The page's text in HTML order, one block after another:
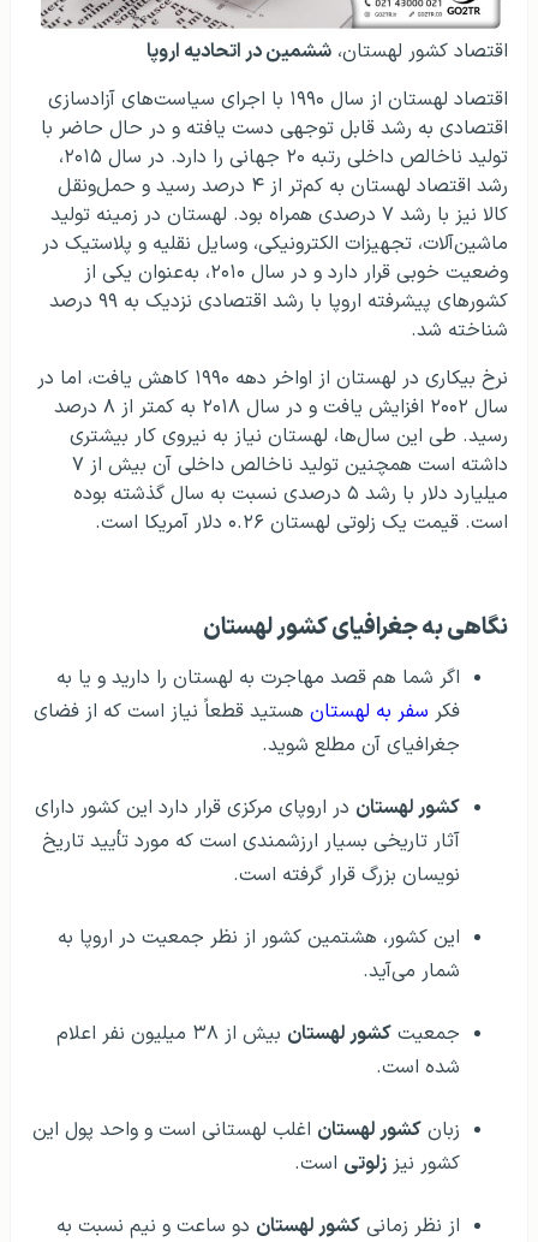
اقتصاد کشور لهستان، ششمین در اتحادیه اروپا
اقتصاد لهستان از سال ۱۹۹۰ با اجرای سیاست‌های آزادسازی
اقتصادی به رشد قابل توجهی دست یافته و در حال حاضر با
تولید ناخالص داخلی رتبه ۲۰ جهانی را دارد. در سال ۲۰۱۵،
رشد اقتصاد لهستان به کم‌تر از ۴ درصد رسید و حمل‌ونقل
کالا نیز با رشد ۷ درصدی همراه بود. لهستان در زمینه تولید
ماشین‌آلات، تجهیزات الکترونیکی، وسایل نقلیه و پلاستیک در
وضعیت خوبی قرار دارد و در سال ۲۰۱۰، به‌عنوان یکی از
کشورهای پیشرفته اروپا با رشد اقتصادی نزدیک به ۹۹ درصد
شناخته شد.
نرخ بیکاری در لهستان از اواخر دهه ۱۹۹۰ کاهش یافت، اما در
سال ۲۰۰۲ افزایش یافت و در سال ۲۰۱۸ به کمتر از ۸ درصد
رسید. طی این سال‌ها، لهستان نیاز به نیروی کار بیشتری
داشته است همچنین تولید ناخالص داخلی آن بیش از ۷
میلیارد دلار با رشد ۵ درصدی نسبت به سال گذشته بوده
است. قیمت یک زلوتی لهستان ۰.۲۶ دلار آمریکا است.
نگاهی به جغرافیای کشور لهستان
اگر شما هم قصد مهاجرت به لهستان را دارید و یا به
فکر سفر به لهستان هستید قطعاً نیاز است که از فضای
جغرافیای آن مطلع شوید.
کشور لهستان در اروپای مرکزی قرار دارد این کشور دارای
آثار تاریخی بسیار ارزشمندی است که مورد تأیید تاریخ
نویسان بزرگ قرار گرفته است.
این کشور، هشتمین کشور از نظر جمعیت در اروپا به
شمار می‌آید.
جمعیت کشور لهستان
بیش از ۳۸ میلیون نفر اعلام
شده است.
زبان کشور لهستان اغلب لهستانی است و واحد پول این
کشور نیز زلوتی است.
از نظر زمانی کشور لهستان دو ساعت و نیم نسبت به